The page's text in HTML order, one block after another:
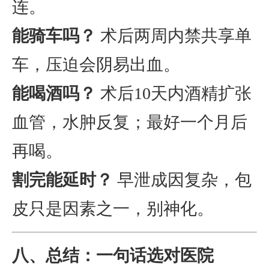
连。
能骑车吗？ 术后两周内禁共享单
车，压迫会阴易出血。
能喝酒吗？ 术后10天内酒精扩张
血管，水肿反复；最好一个月后
再喝。
割完能延时？ 早泄成因复杂，包
皮只是因素之一，别神化。
八、总结：一句话选对医院